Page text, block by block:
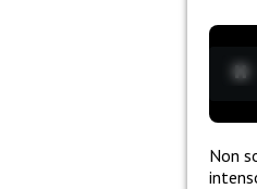
Non